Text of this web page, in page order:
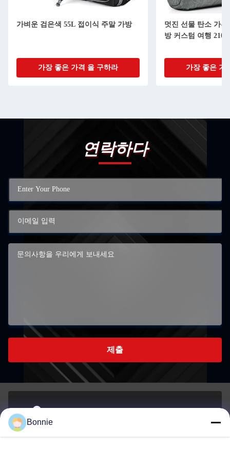
가벼운 검은색 55L 접이식 주말 가방
가장 좋은 가격 을 구하라
멋진 선물 탄소 가
방 커스텀 여행 210
가장 좋은 가
연락하다
제출
주소
Bonnie